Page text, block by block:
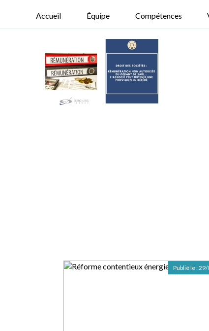
Accueil Équipe Compétences
Publié le :29/